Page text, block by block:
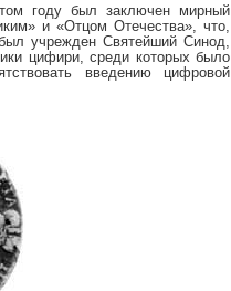
году был заключен мирный
и «Отцом Отечества», что,
учрежден Святейший Синод,
цифири, среди которых было
введению цифровой